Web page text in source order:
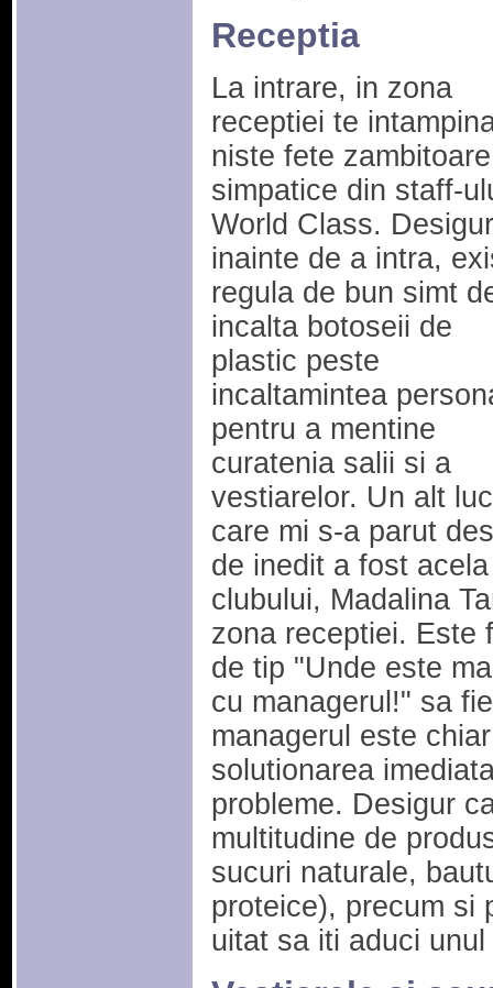
Receptia
La intrare, in zona
receptiei te
niste fete
simpatice din staff-
World Class.
inainte de a intra,
regula de bun simt
incalta botoseii de
plastic peste
incaltamintea
pentru a mentine
curatenia salii si a
vestiarelor. Un alt
care mi s-a parut
de inedit a fost
clubului, Madalina
zona receptiei. Este
de tip "Unde este
cu managerul!" sa
managerul este
solutionarea
probleme. Desigur
multitudine de
sucuri naturale,
proteice), precum si
uitat sa iti aduci